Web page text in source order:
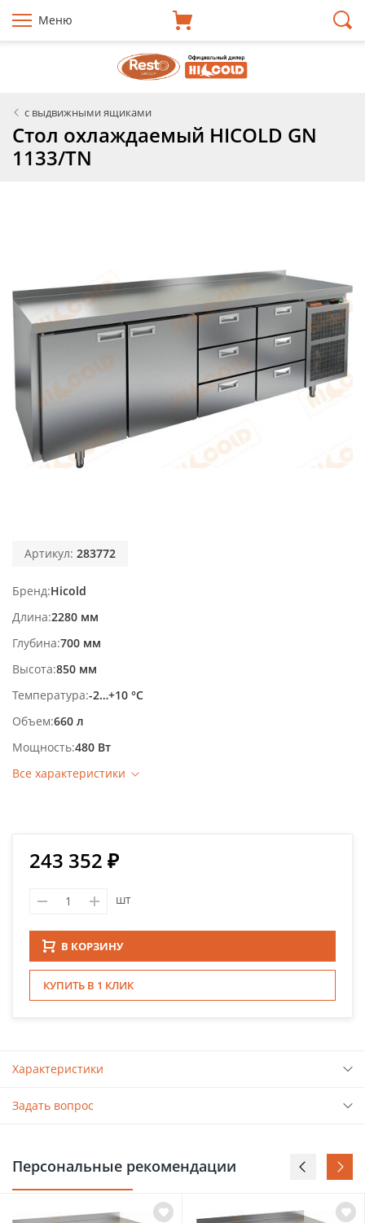
Меню
с выдвижными ящиками
Стол охлаждаемый HICOLD GN
1133/TN
Артикул: 283772
Бренд Hicold
Длина 2280 мм
Глубина 700 мм
Высота 850 мм
Температура -2…+10 °С
Объем 660 л
Мощность 480 Вт
Все характеристики
243 352 ₽
шт
В КОРЗИНУ
КУПИТЬ В 1 КЛИК
Характеристики
Задать вопрос
Персональные рекомендации